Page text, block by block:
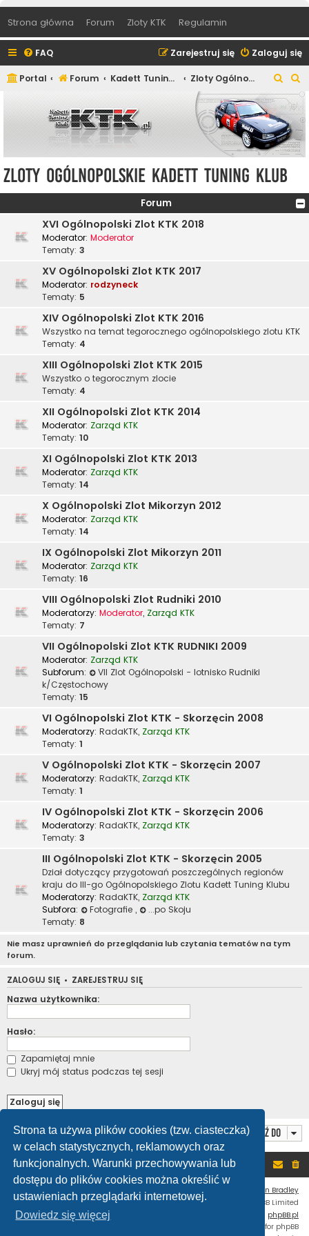
Strona ta używa plików cookies (tzw. ciasteczka)
w celach statystycznych, reklamowych oraz
funkcjonalnych. Warunki przechowywania lub
dostępu do plików cookies można określić w
ustawieniach przeglądarki internetowej.
Dowiedz się więcej
Strona główna Forum Zloty KTK Regulamin
FAQ Zaloguj się
Zarejestruj się
Portal Forum Kadett Tuning Klub Zloty Ogólnopolskie Kadett Tuning Klub
z
u
k
z
u
k
a
j
Zloty Ogólnopolskie Kadett Tuning Klub
Forum
XVI Ogólnopolski Zlot KTK 2018
Moderator: Moderator
Tematy: 3
XV Ogólnopolski Zlot KTK 2017
Moderator: rodzyneck
Tematy: 5
XIV Ogólnopolski Zlot KTK 2016
Wszystko na temat tegorocznego ogólnopolskiego zlotu KTK
Tematy: 4
XIII Ogólnopolski Zlot KTK 2015
Wszystko o tegorocznym zlocie
Tematy: 4
XII Ogólnopolski Zlot KTK 2014
Moderator: Zarząd KTK
Tematy: 10
XI Ogólnopolski Zlot KTK 2013
Moderator: Zarząd KTK
Tematy: 14
X Ogólnopolski Zlot Mikorzyn 2012
Moderator: Zarząd KTK
Tematy: 14
IX Ogólnopolski Zlot Mikorzyn 2011
Moderator: Zarząd KTK
Tematy: 16
VIII Ogólnopolski Zlot Rudniki 2010
Moderatorzy: Moderator, Zarząd KTK
Tematy: 7
VII Ogólnopolski Zlot KTK RUDNIKI 2009
Moderator: Zarząd KTK
Subforum:
VII Zlot Ogólnopolski - lotnisko Rudniki
k/Częstochowy
Tematy: 15
VI Ogólnopolski Zlot KTK - Skorzęcin 2008
Moderatorzy: RadaKTK, Zarząd KTK
Tematy: 1
V Ogólnopolski Zlot KTK - Skorzęcin 2007
Moderatorzy: RadaKTK, Zarząd KTK
Tematy: 1
IV Ogólnopolski Zlot KTK - Skorzęcin 2006
Moderatorzy: RadaKTK, Zarząd KTK
Tematy: 3
III Ogólnopolski Zlot KTK - Skorzęcin 2005
Dział dotyczący przygotowań poszczególnych regionów
kraju do III-go Ogólnopolskiego Zlotu Kadett Tuning Klubu
Moderatorzy: RadaKTK, Zarząd KTK
Subfora:
Fotografie ,
...po Skoju
Tematy: 8
Nie masz uprawnień do przeglądania lub czytania tematów na tym
forum.
ZALOGUJ SIĘ • ZAREJESTRUJ SIĘ
Nazwa użytkownika:
Hasło:
Zapamiętaj mnie
Ukryj mój status podczas tej sesji
Przejdź do
Portal Forum
Ian Bradley
Technologię dostarczaphpBB® Forum Software © phpBB Limited
phpBB.pl
extension for phpBB